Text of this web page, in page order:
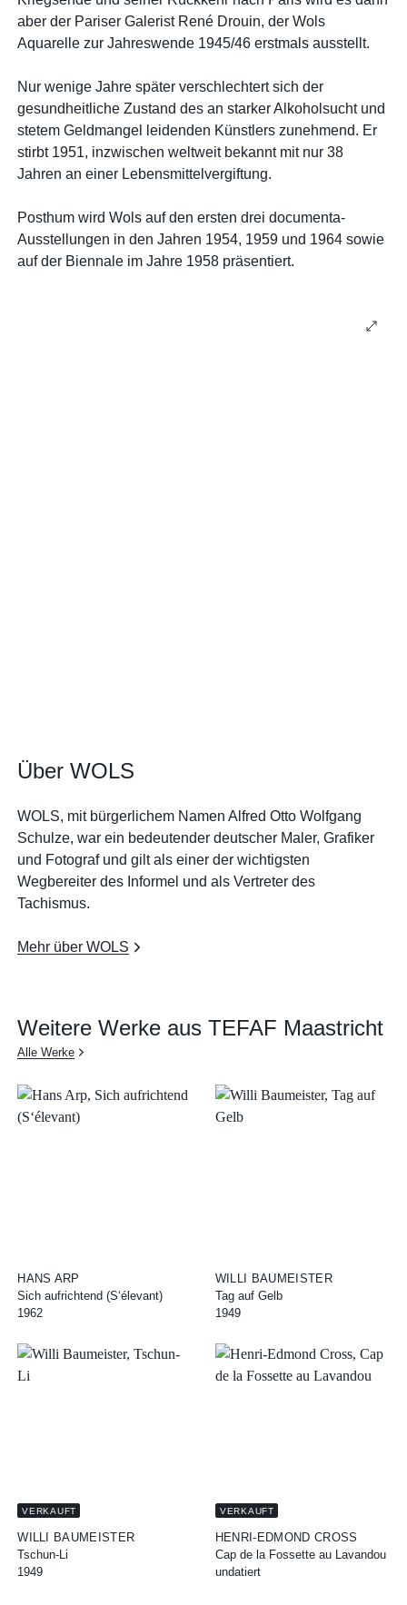
aber der Pariser Galerist René Drouin, der Wols
Aquarelle zur Jahreswende 1945/46 erstmals ausstellt.
Nur wenige Jahre später verschlechtert sich der
gesundheitliche Zustand des an starker Alkoholsucht und
stetem Geldmangel leidenden Künstlers zunehmend. Er
stirbt 1951, inzwischen weltweit bekannt mit nur 38
Jahren an einer Lebensmittelvergiftung.
Posthum wird Wols auf den ersten drei documenta-
Ausstellungen in den Jahren 1954, 1959 und 1964 sowie
auf der Biennale im Jahre 1958 präsentiert.
Über WOLS
WOLS, mit bürgerlichem Namen Alfred Otto Wolfgang
Schulze, war ein bedeutender deutscher Maler, Grafiker
und Fotograf und gilt als einer der wichtigsten
Wegbereiter des Informel und als Vertreter des
Tachismus.
Mehr über WOLS
Weitere Werke aus TEFAF Maastricht
Alle Werke
HANS ARP
Sich aufrichtend (S‘élevant)
1962
WILLI BAUMEISTER
Tag auf Gelb
1949
VERKAUFT
WILLI BAUMEISTER
Tschun-Li
1949
VERKAUFT
HENRI-EDMOND CROSS
Cap de la Fossette au Lavandou
undatiert